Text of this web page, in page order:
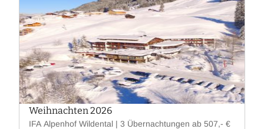
Weihnachten 2026
IFA Alpenhof Wildental | 3 Übernachtungen ab 507,- €